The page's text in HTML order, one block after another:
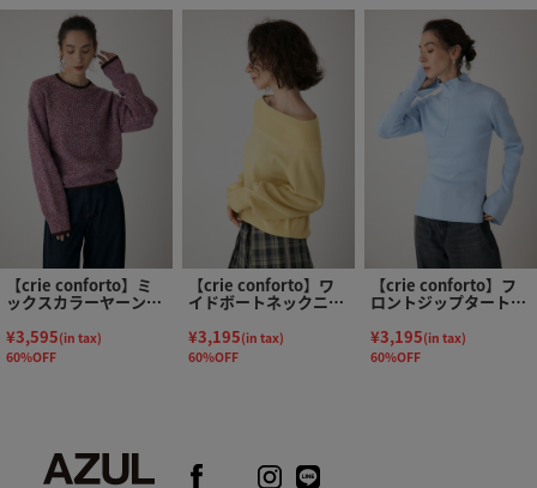
【crie conforto】ミ
ックスカラーヤーンラ
インニット
¥3,595(in tax)
60%OFF
【crie conforto】ワ
イドボートネックニッ
¥3,195(in tax)
60%OFF
【crie conforto】フ
ロントジップタートル
¥3,195(in tax)
60%OFF